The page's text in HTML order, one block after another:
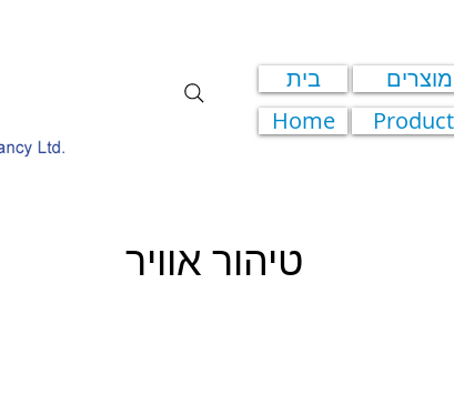
בית מוצרים
Home
טיהור אוויר